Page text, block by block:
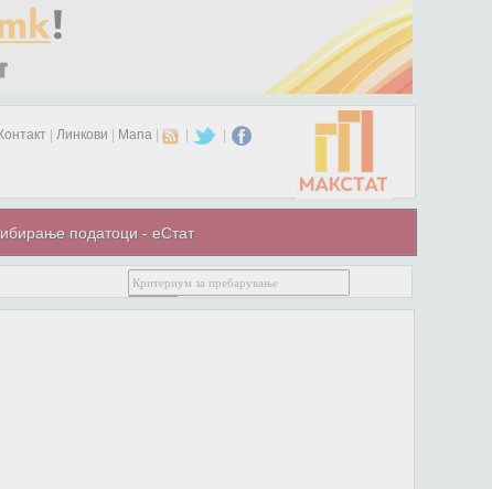
Контакт Линкови Мапа| | |
податоци - еСтат